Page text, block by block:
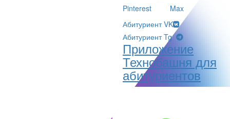
Pinterest
Max
Абитуриент VK
Абитуриент Tg
Приложение
Технобашня для
абитуриентов